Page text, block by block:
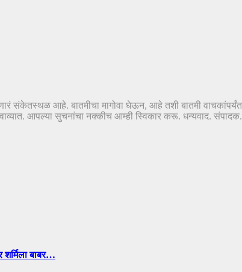
संकेतस्थळ आहे. बातमीचा मागोवा घेऊन, आहे तशी बातमी
आपल्या सुचनांचा नक्कीच आम्ही स्विकार करू. धन्यवाद.
शर्मिला बाबर…